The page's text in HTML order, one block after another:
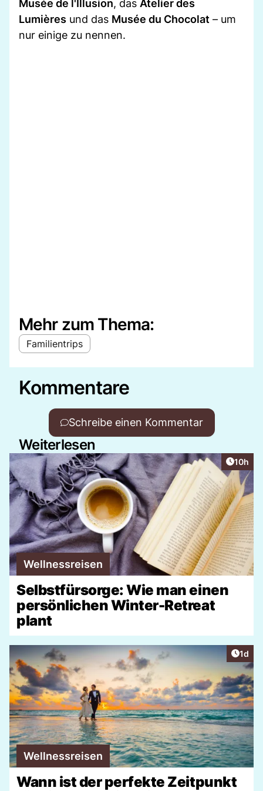
Musée de l'Illusion, das Atelier des
Lumières und das Musée du Chocolat – um
nur einige zu nennen.
Mehr zum Thema:
Familientrips
Kommentare
Schreibe einen Kommentar
Weiterlesen
Artikel
10h
Wellnessreisen
Selbstfürsorge: Wie man einen
persönlichen Winter-Retreat
plant
1d
Wellnessreisen
Wann ist der perfekte Zeitpunkt